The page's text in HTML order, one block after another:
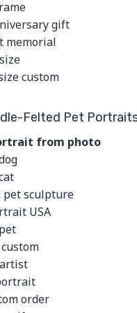
gift
memorial
custom
Felted Pet
from photo
pet sculpture
USA
order